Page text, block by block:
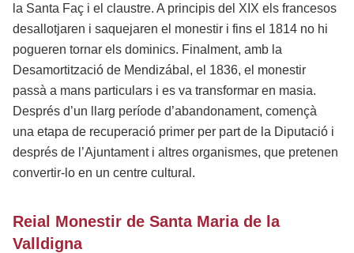
la Santa Faç i el claustre. A principis del XIX els francesos
desallotjaren i saquejaren el monestir i fins el 1814 no hi
pogueren tornar els dominics. Finalment, amb la
Desamortització de Mendizábal, el 1836, el monestir
passà a mans particulars i es va transformar en masia.
Després d’un llarg període d’abandonament, començà
una etapa de recuperació primer per part de la Diputació i
després de l’Ajuntament i altres organismes, que pretenen
convertir-lo en un centre cultural.
Reial Monestir de Santa Maria de la
Valldigna